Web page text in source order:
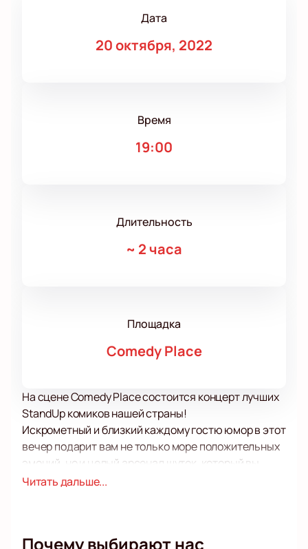
Дата
20 октября, 2022
Время
19:00
Длительность
~ 2 часа
Площадка
Comedy Place
На сцене Comedy Place состоится концерт лучших
StandUp комиков нашей страны!
Искрометный и близкий каждому гостю юмор в этот
вечер подарит вам не только море положительных
эмоций, но и целый арсенал шуток, который вы
точно захотите рассказать своим друзьям и
важных и порой сокровенных тем. Такой разговор
Читать дальше...
Почему выбирают нас